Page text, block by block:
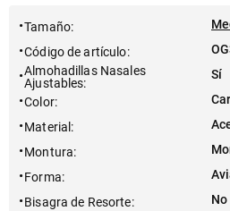
Tamaño:
Código de artículo:
Almohadillas Nasales
Ajustables:
Sí
Color:
Material :
Montura:
Forma:
Bisagra de Resorte:
No